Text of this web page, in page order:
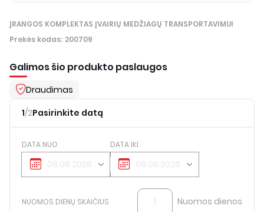
ĮRANGOS KOMPLEKTAS ĮVAIRIŲ MEDŽIAGŲ TRANSPORTAVIMUI
Prekės kodas: 200709
Galimos šio produkto paslaugos
Draudimas
1/2Pasirinkite datą
DATA NUO DATA IKI
NUOMOS DIENŲ SKAIČIUS Nuomos dienos